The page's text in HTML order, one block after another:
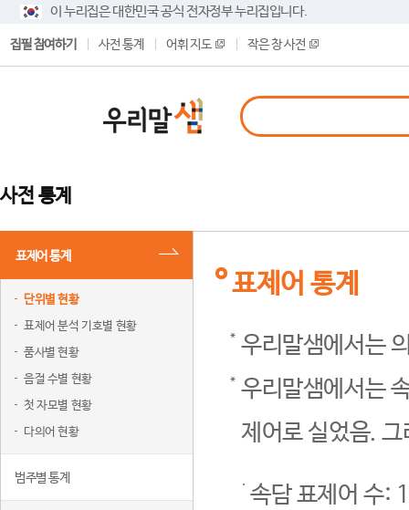
이 누리집은 대한민국 공식 전자정부 누리집입니다.
집필 참여하기 사전 통계 어휘 지도 작은 창 사전
사전 통계
표제어 통계
단위별 현황
표제어 분석 기호별 현황
품사별 현황
음절 수별 현황
첫 자모별 현황
다의어 현황
범주별 통계
표제어 통계
우리말샘에서는
우리말샘에서는
제어로 실었음.
속담 표제어 수: